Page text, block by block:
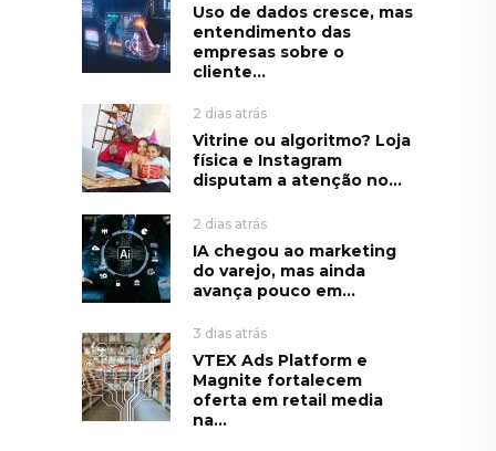
Uso de dados cresce, mas
entendimento das
empresas sobre o
cliente...
2 dias atrás
Vitrine ou algoritmo? Loja
física e Instagram
disputam a atenção no...
2 dias atrás
IA chegou ao marketing
do varejo, mas ainda
avança pouco em...
3 dias atrás
VTEX Ads Platform e
Magnite fortalecem
oferta em retail media
na...